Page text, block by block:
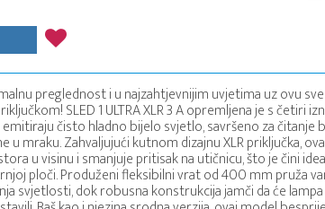
preglednost i u najzahtjevnijim uvjetima uz ovu
SLED 1 ULTRA XLR 3 A opremljena je s četiri
emitiraju čisto hladno bijelo svjetlo, savršeno za čitanje
u mraku. Zahvaljujući kutnom dizajnu XLR priključka,
u visinu i smanjuje pritisak na utičnicu, što je čini
ploči. Produženi fleksibilni vrat od 400 mm pruža
svjetlosti, dok robusna konstrukcija jamči da će